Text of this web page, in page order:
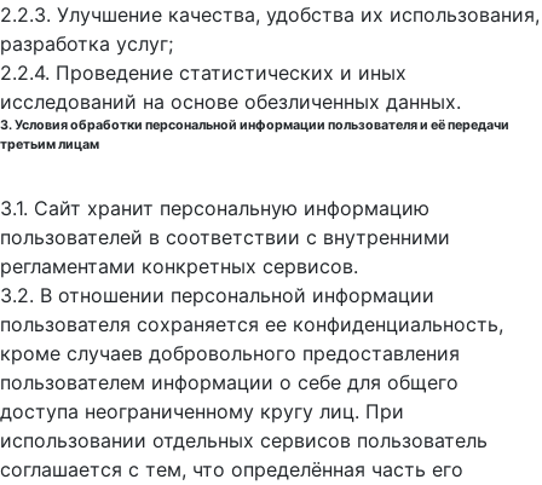
2.2.3. Улучшение качества, удобства их использования,
разработка услуг;
2.2.4. Проведение статистических и иных
исследований на основе обезличенных данных.
3. Условия обработки персональной информации пользователя и её передачи
третьим лицам
3.1. Сайт хранит персональную информацию
пользователей в соответствии с внутренними
регламентами конкретных сервисов.
3.2. В отношении персональной информации
пользователя сохраняется ее конфиденциальность,
кроме случаев добровольного предоставления
пользователем информации о себе для общего
доступа неограниченному кругу лиц. При
использовании отдельных сервисов пользователь
соглашается с тем, что определённая часть его